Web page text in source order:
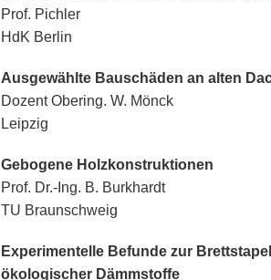
Prof. Pichler
HdK Berlin
Ausgewählte Bauschäden an alten
Dozent Obering. W. Mönck
Leipzig
Gebogene Holzkonstruktionen
Prof. Dr.-Ing. B. Burkhardt
TU Braunschweig
Experimentelle Befunde zur
ökologischer Dämmstoffe